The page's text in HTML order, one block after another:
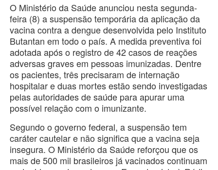
O Ministério da Saúde anunciou nesta segunda-
feira (8) a suspensão temporária da aplicação da
vacina contra a dengue desenvolvida pelo Instituto
Butantan em todo o país. A medida preventiva foi
adotada após o registro de 42 casos de reações
adversas graves em pessoas imunizadas. Dentre
os pacientes, três precisaram de internação
hospitalar e duas mortes estão sendo investigadas
pelas autoridades de saúde para apurar uma
possível relação com o imunizante.
Segundo o governo federal, a suspensão tem
caráter cautelar e não significa que a vacina seja
insegura. O Ministério da Saúde reforçou que os
mais de 500 mil brasileiros já vacinados continuam